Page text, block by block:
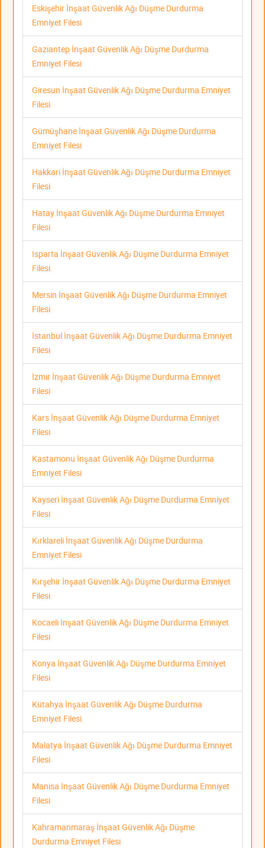
Eskişehir İnşaat Güvenlik Ağı Düşme Durdurma
Emniyet Filesi
Gaziantep İnşaat Güvenlik Ağı Düşme Durdurma
Emniyet Filesi
Giresun İnşaat Güvenlik Ağı Düşme Durdurma Emniyet
Filesi
Gümüşhane İnşaat Güvenlik Ağı Düşme Durdurma
Emniyet Filesi
Hakkari İnşaat Güvenlik Ağı Düşme Durdurma Emniyet
Filesi
Hatay İnşaat Güvenlik Ağı Düşme Durdurma Emniyet
Filesi
Isparta İnşaat Güvenlik Ağı Düşme Durdurma Emniyet
Filesi
Mersin İnşaat Güvenlik Ağı Düşme Durdurma Emniyet
Filesi
İstanbul İnşaat Güvenlik Ağı Düşme Durdurma Emniyet
Filesi
İzmir İnşaat Güvenlik Ağı Düşme Durdurma Emniyet
Filesi
Kars İnşaat Güvenlik Ağı Düşme Durdurma Emniyet
Filesi
Kastamonu İnşaat Güvenlik Ağı Düşme Durdurma
Emniyet Filesi
Kayseri İnşaat Güvenlik Ağı Düşme Durdurma Emniyet
Filesi
Kırklareli İnşaat Güvenlik Ağı Düşme Durdurma
Emniyet Filesi
Kırşehir İnşaat Güvenlik Ağı Düşme Durdurma Emniyet
Filesi
Kocaeli İnşaat Güvenlik Ağı Düşme Durdurma Emniyet
Filesi
Konya İnşaat Güvenlik Ağı Düşme Durdurma Emniyet
Filesi
Kütahya İnşaat Güvenlik Ağı Düşme Durdurma
Emniyet Filesi
Malatya İnşaat Güvenlik Ağı Düşme Durdurma Emniyet
Filesi
Manisa İnşaat Güvenlik Ağı Düşme Durdurma Emniyet
Filesi
Kahramanmaraş İnşaat Güvenlik Ağı Düşme
Durdurma Emniyet Filesi